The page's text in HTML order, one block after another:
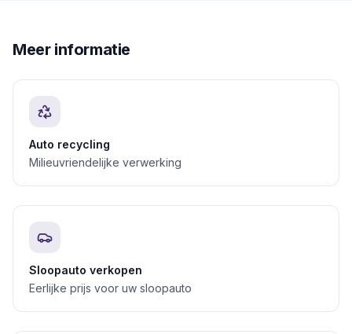
Meer informatie
Auto recycling
Milieuvriendelijke verwerking
Sloopauto verkopen
Eerlijke prijs voor uw sloopauto